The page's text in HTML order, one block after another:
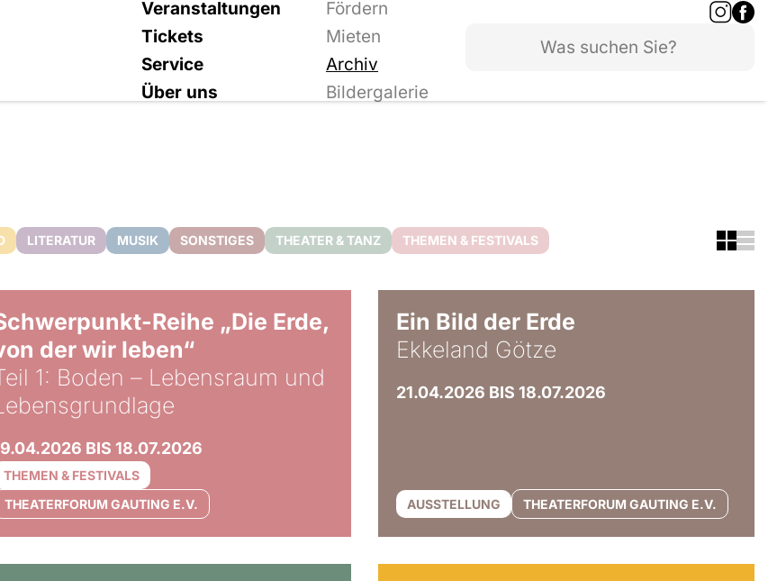
Veranstaltungen
Fördern
Tickets
Mieten
Service
Archiv
Über uns
Bildergalerie
LITERATUR MUSIK SONSTIGES THEATER & TANZ THEMEN & FESTIVALS
Reihe „Die Erde,
der wir leben“
1: Boden – Lebensraum und
BIS 18.07.2026
THEMEN & FESTIVALS
THEATERFORUM GAUTING E.V.
Ein Bild der Erde
Ekkeland Götze
21.04.2026 BIS 18.07.2026
AUSSTELLUNG THEATERFORUM GAUTING E.V.